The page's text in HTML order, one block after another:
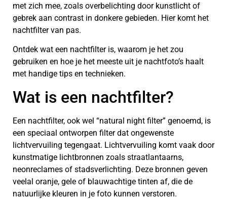
met zich mee, zoals overbelichting door kunstlicht of
gebrek aan contrast in donkere gebieden. Hier komt het
nachtfilter van pas.
Ontdek wat een nachtfilter is, waarom je het zou
gebruiken en hoe je het meeste uit je nachtfoto’s haalt
met handige tips en technieken.
Wat is een nachtfilter?
Een nachtfilter, ook wel “natural night filter” genoemd, is
een speciaal ontworpen filter dat ongewenste
lichtvervuiling tegengaat. Lichtvervuiling komt vaak door
kunstmatige lichtbronnen zoals straatlantaarns,
neonreclames of stadsverlichting. Deze bronnen geven
veelal oranje, gele of blauwachtige tinten af, die de
natuurlijke kleuren in je foto kunnen verstoren.